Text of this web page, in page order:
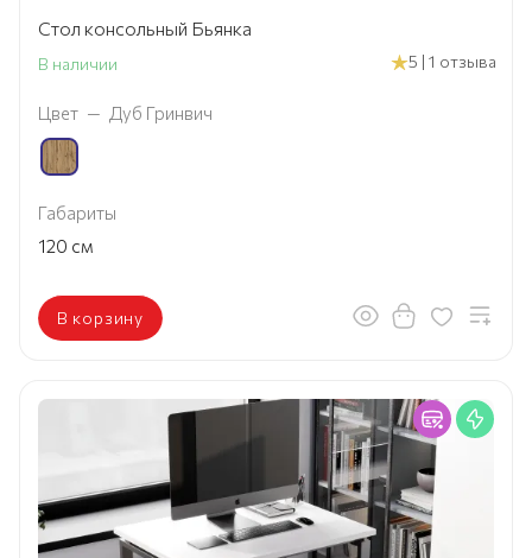
Стол консольный Бьянка
В наличии 5 | 1 отзыва
Цвет — Дуб Гринвич
Габариты
120 см
В корзину